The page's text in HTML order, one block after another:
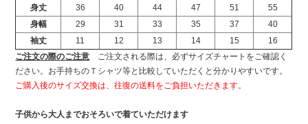
身丈
36 40 44 47 51
55
身幅
29 31 33 35 37
40
袖丈
11 12 13 14 15
16
ご注文の際のご注意 ご注文される際は、必ずサイズチャートをご確認く
ださい。お手持ちのＴシャツ等と比較していただくと分かりやすいです。
ご購入後のサイズ交換は、往復の送料をご負担いただきます。
子供から大人までおそろいで着ていただけます